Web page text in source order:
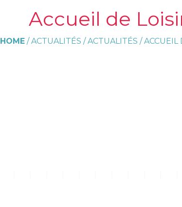
Accueil de
HOME/ACTUALITÉS /ACTUALITÉS /ACCUEIL